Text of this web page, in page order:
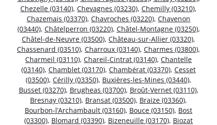
Chezelle (03140), Chevagnes (03230), Chemilly (03210),
Chazemais (03370), Chavroches (03220), Chavenon
(03440), Châtelperron (03220), Châtel-Montagne (03250),
Châtel-de-Neuvre (03500), Château-sur-Allier (03320),
Chassenard (03510), Charroux (03140), Charmes (03800),
Charmeil (03110), Chareil-Cintrat (03140), Chantelle
(03140), Chamblet (03170), Chambérat (03370), Cesset
(03500), Cérilly (03350), Buxières-les-Mines (03440),
Busset (03270), Brugheas (03700), Broût-Vernet (03110),
Bresnay (03210), Bransat (03500), Braize (03360),
Bourbon-l’Archambault (03160), Bouce (03150), Bost
(03300), Blomard (03390), Bizeneuille (03170), Biozat